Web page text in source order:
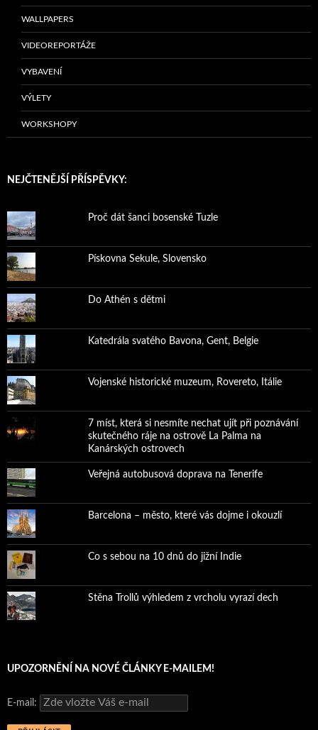
WALLPAPERS
VIDEOREPORTÁŽE
VYBAVENÍ
VÝLETY
WORKSHOPY
NEJČTENĚJŠÍ PŘÍSPĚVKY:
Proč dát šanci bosenské Tuzle
Pískovna Sekule, Slovensko
Do Athén s dětmi
Katedrála svatého Bavona, Gent, Belgie
Vojenské historické muzeum, Rovereto, Itálie
7 míst, která si nesmíte nechat ujít při poznávání
skutečného ráje na ostrově La Palma na
Kanárských ostrovech
Veřejná autobusová doprava na Tenerife
Barcelona – město, které vás dojme i okouzlí
Co s sebou na 10 dnů do jižní Indie
Stěna Trollů výhledem z vrcholu vyrazí dech
UPOZORNĚNÍ NA NOVÉ ČLÁNKY E-MAILEM!
E-mail: